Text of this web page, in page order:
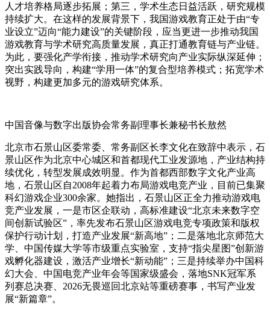
人才培养格局逐步拓展；第三，学术生态日益活跃，研究规模
持续扩大。在这样的发展背景下，我国游戏教育正处于由“专
业设立”迈向“能力建设”的关键阶段，应当更进一步推动我国
游戏教育与学术研究高质量发展，真正打通教育链与产业链。
为此，要强化产学衔接，推动学术研究向产业实际纵深延伸；
突出实践导向，构建“学用一体”的复合型培养模式；拓宽学术
视野，构建更加多元的游戏研究体系。
中国音像与数字出版协会常务副理事长兼秘书长敖然
北京市石景山区委常委、常务副区长李文化在致辞中表示，石
景山区作为北京中心城区和首都现代工业发源地，产业结构持
续优化，转型发展成效明显。作为首都西部数字文化产业高
地，石景山区自2008年起着力布局游戏电竞产业，目前已集聚
科幻游戏企业300余家。她指出，石景山区正全力推动游戏电
竞产业发展，一是市区企联动，高标准建设“北京未来数字空
间创新试验区”，率先发布石景山区游戏电竞专项政策和版权
保护行动计划，打造产业发展“新高地”；二是落地北京师范大
学、中国传媒大学等市级重点实验室，支持“指尖星图”创新游
戏孵化器建设，激活产业增长“新动能”；三是持续举办中国科
幻大会、中国电竞产业年会等国家级盛会，落地SNK冠军系
列赛总决赛、2026无畏巡回北京站等重磅赛事，书写产业发
展“新篇章”。